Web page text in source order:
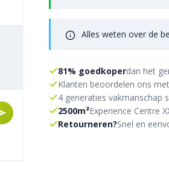
Alles weten over de
81% goedkoperdan het
Klanten beoordelen ons
4 generaties vakmanschap
2500m²Experience Centre
Retourneren?Snel en